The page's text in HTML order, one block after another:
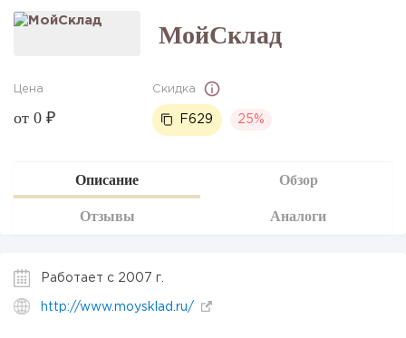
МойСклад
Скидка
F629 25%
Цена
от 0 ₽
Описание Обзор
Отзывы Аналоги
Работает с 2007 г.
http://www.moysklad.ru/